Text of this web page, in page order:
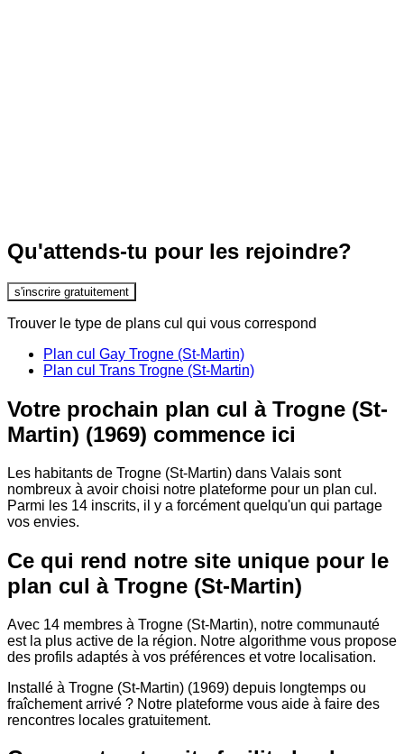
Qu'attends-tu pour les rejoindre?
s'inscrire gratuitement
Trouver le type de plans cul qui vous correspond
Plan cul Gay Trogne (St-Martin)
Plan cul Trans Trogne (St-Martin)
Votre prochain plan cul à Trogne (St-
Martin) (1969) commence ici
Les habitants de Trogne (St-Martin) dans Valais sont
nombreux à avoir choisi notre plateforme pour un plan cul.
Parmi les 14 inscrits, il y a forcément quelqu'un qui partage
vos envies.
Ce qui rend notre site unique pour le
plan cul à Trogne (St-Martin)
Avec 14 membres à Trogne (St-Martin), notre communauté
est la plus active de la région. Notre algorithme vous propose
des profils adaptés à vos préférences et votre localisation.
Installé à Trogne (St-Martin) (1969) depuis longtemps ou
fraîchement arrivé ? Notre plateforme vous aide à faire des
rencontres locales gratuitement.